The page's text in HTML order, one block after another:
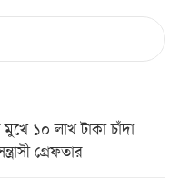
মুখে ১০ লাখ টাকা চাঁদা
গ্রেফতার